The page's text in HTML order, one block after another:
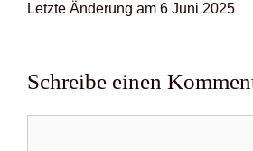
Letz­te Ände­rung am 6 Juni 2025
Schreibe einen